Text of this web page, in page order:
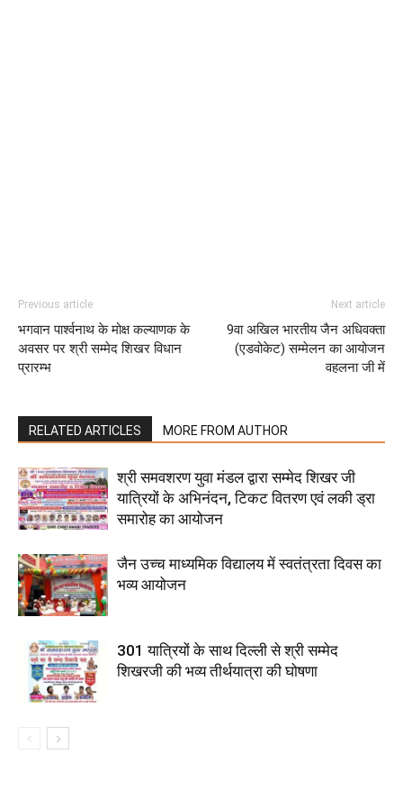
Previous article
भगवान पार्श्वनाथ के मोक्ष कल्याणक के
अवसर पर श्री सम्मेद शिखर विधान
प्रारम्भ
Next article
9वा अखिल भारतीय जैन अधिवक्ता
(एडवोकेट) सम्मेलन का आयोजन
वहलना जी में
RELATED ARTICLES MORE FROM AUTHOR
श्री समवशरण युवा मंडल द्वारा सम्मेद शिखर जी
यात्रियों के अभिनंदन, टिकट वितरण एवं लकी ड्रा
समारोह का आयोजन
जैन उच्च माध्यमिक विद्यालय में स्वतंत्रता दिवस का
भव्य आयोजन
301 यात्रियों के साथ दिल्ली से श्री सम्मेद
शिखरजी की भव्य तीर्थयात्रा की घोषणा